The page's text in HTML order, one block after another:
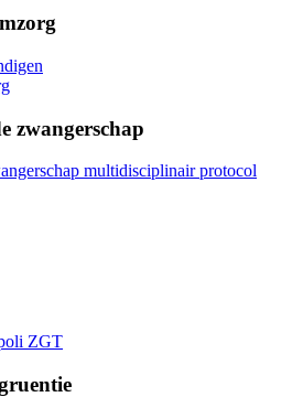
zwangerschap
multidisciplinair protocol
ZGT